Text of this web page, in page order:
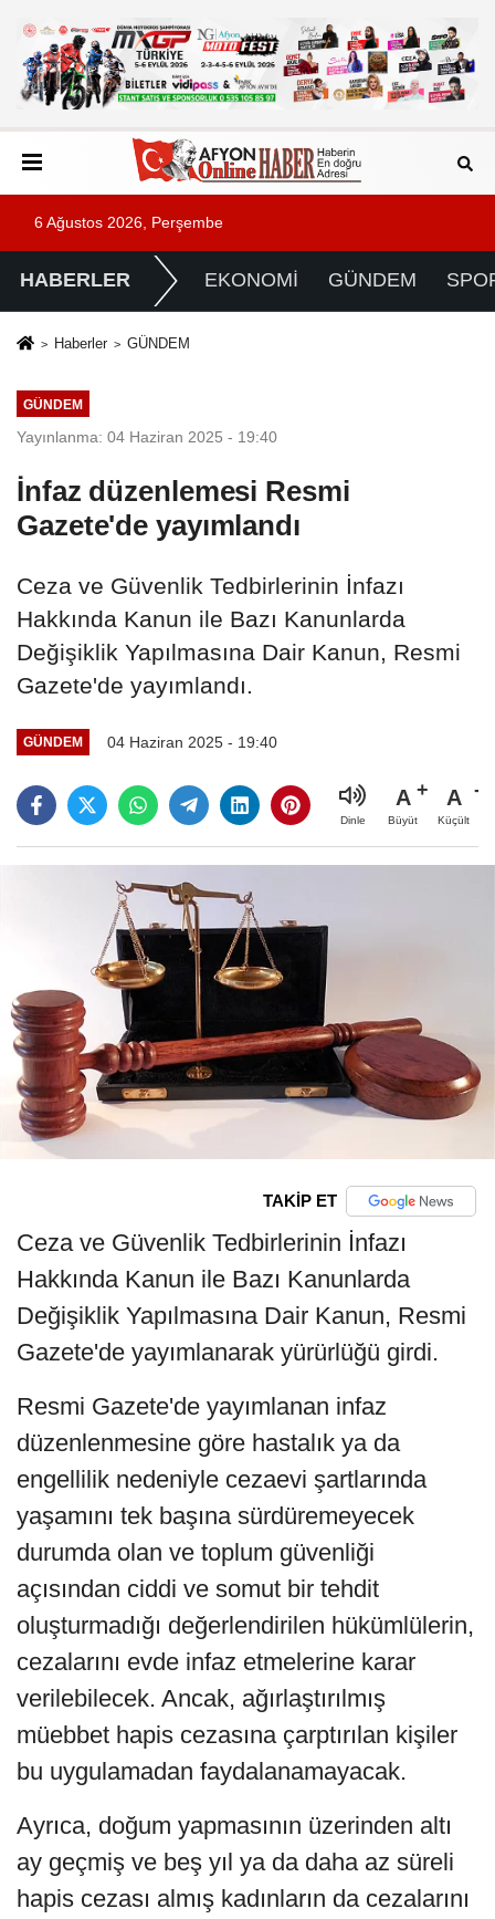
6 Ağustos 2026, Perşembe
HABERLER EKONOMİ GÜNDEM
Haberler GÜNDEM
GÜNDEM
Yayınlanma: 04 Haziran 2025 - 19:40
İnfaz düzenlemesi Resmi
Gazete'de yayımlandı
Ceza ve Güvenlik Tedbirlerinin İnfazı
Hakkında Kanun ile Bazı Kanunlarda
Değişiklik Yapılmasına Dair Kanun, Resmi
Gazete'de yayımlandı.
GÜNDEM 04 Haziran 2025 - 19:40
Dinle
A
Büyüt
A
Küçült
TAKİP ET
Ceza ve Güvenlik Tedbirlerinin İnfazı
Hakkında Kanun ile Bazı Kanunlarda
Değişiklik Yapılmasına Dair Kanun, Resmi
Gazete'de yayımlanarak yürürlüğü girdi.
Resmi Gazete'de yayımlanan infaz
düzenlenmesine göre hastalık ya da
engellilik nedeniyle cezaevi şartlarında
yaşamını tek başına sürdüremeyecek
durumda olan ve toplum güvenliği
açısından ciddi ve somut bir tehdit
oluşturmadığı değerlendirilen hükümlülerin,
cezalarını evde infaz etmelerine karar
verilebilecek. Ancak, ağırlaştırılmış
müebbet hapis cezasına çarptırılan kişiler
bu uygulamadan faydalanamayacak.
Ayrıca, doğum yapmasının üzerinden altı
ay geçmiş ve beş yıl ya da daha az süreli
hapis cezası almış kadınların da cezalarını